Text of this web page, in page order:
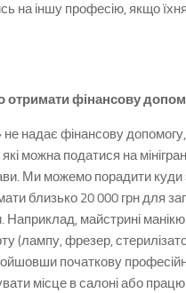
на іншу професію, якщо
фінансову
надає фінансову допомогу,
які можна податися на
Ми можемо порадити куди
близько 20 000 грн для
Наприклад, майстрині
(лампу, фрезер,
початкову
місце в салоні або